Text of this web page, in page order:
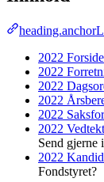
2022 Forside
2022
2022
2022
2022
2022
Send gjerne
2022
Fondstyret?